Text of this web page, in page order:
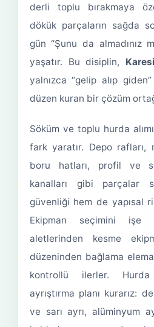
derli toplu bırakmaya
dökük parçaların sağda
gün “Şunu da almadınız
yaşatır. Bu disiplin,
yalnızca “gelip alıp
düzen kuran bir çözüm
Söküm ve toplu hurda
fark yaratır. Depo rafları,
boru hatları, profil ve
kanalları gibi parçalar
güvenliği hem de yapısal
Ekipman seçimini işe
aletlerinden kesme
düzeninden bağlama
kontrollü ilerler. Hurda
ayrıştırma planı kurarız:
ve sarı ayrı, alüminyum